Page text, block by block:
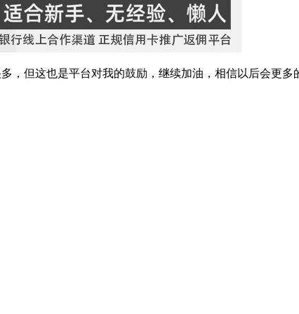
，但这也是平台对我的鼓励，继续加油，相信以后会更多